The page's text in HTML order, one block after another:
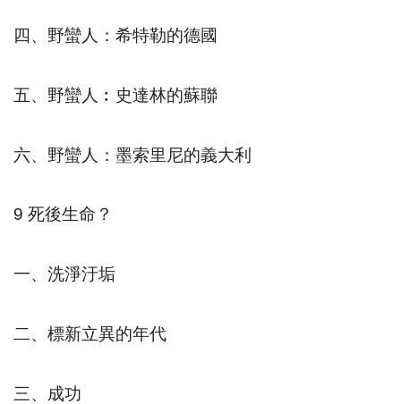
四、野蠻人：希特勒的德國
五、野蠻人︰史達林的蘇聯
六、野蠻人：墨索里尼的義大利
9 死後生命？
一、洗淨汙垢
二、標新立異的年代
三、成功